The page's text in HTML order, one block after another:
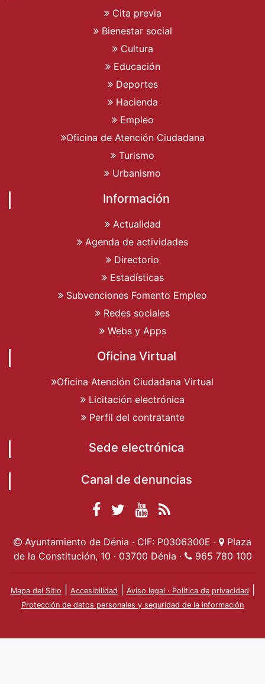
Cita previa
Bienestar social
Cultura
Educación
Deportes
Hacienda
Empleo
Oficina de Atención Ciudadana
Turismo
Urbanismo
Información
Actualidad
Agenda de actividades
Directorio
Estadísticas
Subvenciones Fomento Empleo
Redes sociales
Webs y Apps
Oficina Virtual
Oficina Atención Ciudadana Virtual
Licitación electrónica
Perfil del contratante
Sede electrónica
Canal de denuncias
Facebook
Ayuntamiento de
Dénia
Ayuntamiento de
Dénia
Ayuntamiento
de Dénia
Actualidad
Ayuntamiento de Dénia · CIF: P0306300E ·
Plaza
de la Constitución, 10 · 03700 Dénia ·
965 780 100
Mapa del Sitio Accesibilidad Aviso legal · Política de privacidad
Protección de datos personales y seguridad de la información